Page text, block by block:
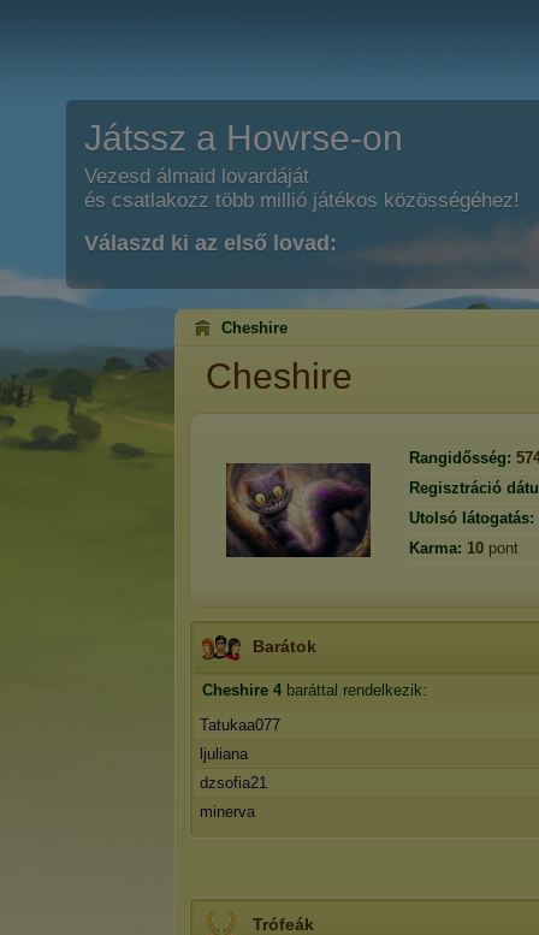
Játssz a Howrse-on
Vezesd álmaid lovardáját
és csatlakozz több millió játékos közösségéhez!
Válaszd ki az első lovad:
Cheshire
Cheshire
Rangidősség:
Regisztráció
Utolsó látogatás:
Karma: 10 pont
Barátok
Cheshire 4 baráttal rendelkezik:
Tatukaa077
ljuliana
dzsofia21
minerva
Trófeák